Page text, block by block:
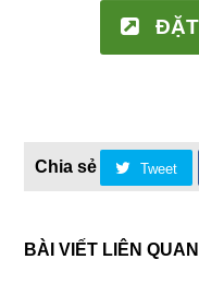
Tweet
BÀI VIẾT LIÊN QUAN